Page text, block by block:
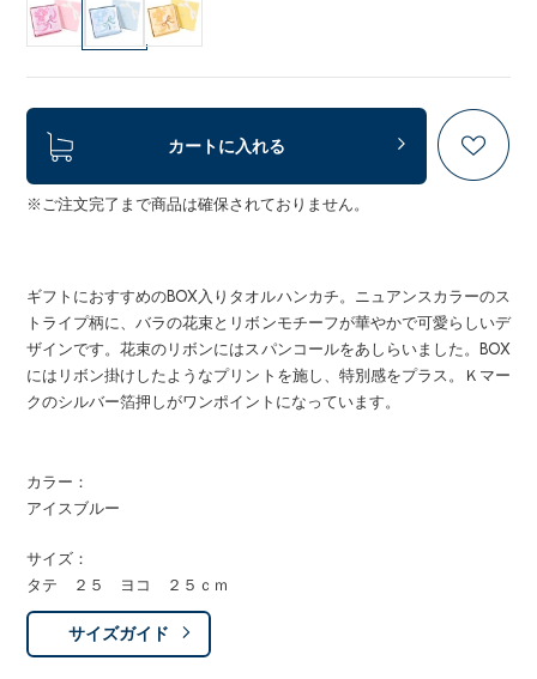
カートに入れる
※ご注文完了まで商品は確保されておりません。
ギフトにおすすめのBOX入りタオルハンカチ。ニュアンスカラーのス
トライプ柄に、バラの花束とリボンモチーフが華やかで可愛らしいデ
ザインです。花束のリボンにはスパンコールをあしらいました。BOX
にはリボン掛けしたようなプリントを施し、特別感をプラス。Ｋマー
クのシルバー箔押しがワンポイントになっています。
カラー：
アイスブルー
サイズ：
タテ ２５ ヨコ ２５ｃｍ
サイズガイド